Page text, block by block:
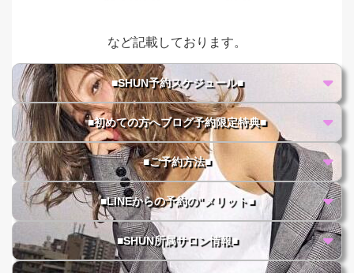
など記載しております。
■SHUN予約スケジュール■
■初めての方へブログ予約限定特典■
■ご予約方法■
■LINEからの予約の"メリット■
■SHUN所属サロン情報■